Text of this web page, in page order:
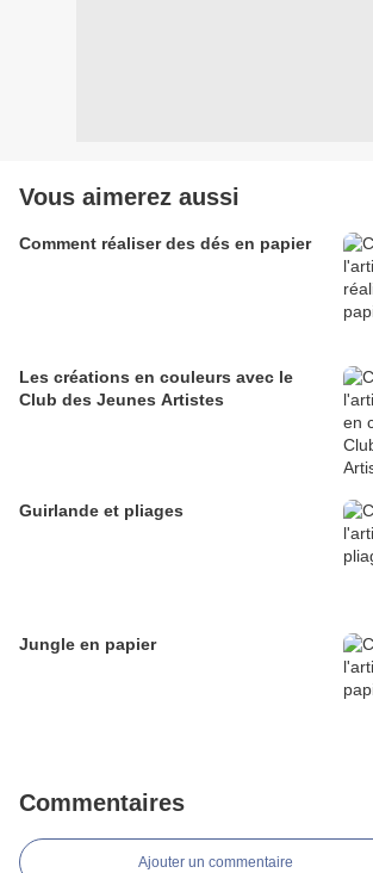
Vous aimerez aussi
Comment réaliser des dés en papier
Les créations en couleurs avec le
Club des Jeunes Artistes
Guirlande et pliages
Jungle en papier
Commentaires
Ajouter un commentaire